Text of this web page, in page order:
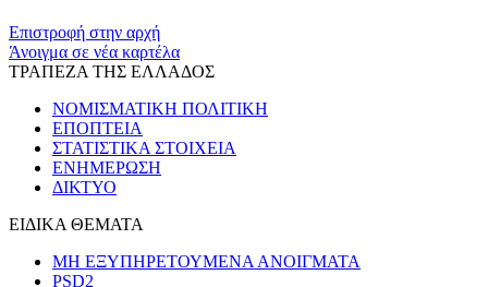
Επιστροφή στην αρχή
Άνοιγμα σε νέα καρτέλα
ΤΡΑΠΕΖΑ ΤΗΣ ΕΛΛΑΔΟΣ
ΝΟΜΙΣΜΑΤΙΚΗ ΠΟΛΙΤΙΚΗ
ΕΠΟΠΤΕΙΑ
ΣΤΑΤΙΣΤΙΚΑ ΣΤΟΙΧΕΙΑ
ΕΝΗΜΕΡΩΣΗ
ΔΙΚΤΥΟ
ΕΙΔΙΚΑ ΘΕΜΑΤΑ
ΜΗ ΕΞΥΠΗΡΕΤΟΥΜΕΝΑ ΑΝΟΙΓΜΑΤΑ
PSD2